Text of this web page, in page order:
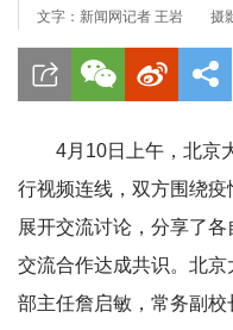
文字：新闻网记者 王岩
摄
4月10日上午，北京
行视频连线，双方围绕
展开交流讨论，分享了
交流合作达成共识。北
部主任詹启敏，常务副校